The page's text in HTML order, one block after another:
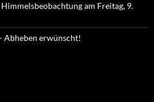
am Freitag, 9.
Abheben erwünscht!